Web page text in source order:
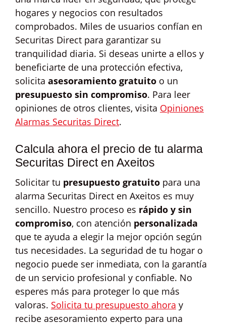
hogares y negocios con resultados
comprobados. Miles de usuarios confían en
Securitas Direct para garantizar su
tranquilidad diaria. Si deseas unirte a ellos y
beneficiarte de una protección efectiva,
solicita asesoramiento gratuito o un
presupuesto sin compromiso. Para leer
opiniones de otros clientes, visita Opiniones
Alarmas Securitas Direct.
Calcula ahora el precio de tu alarma
Securitas Direct en Axeitos
Solicitar tu presupuesto gratuito para una
alarma Securitas Direct en Axeitos es muy
sencillo. Nuestro proceso es rápido y sin
compromiso, con atención personalizada
que te ayuda a elegir la mejor opción según
tus necesidades. La seguridad de tu hogar o
negocio puede ser inmediata, con la garantía
de un servicio profesional y confiable. No
esperes más para proteger lo que más
valoras. Solicita tu presupuesto ahora y
recibe asesoramiento experto para una